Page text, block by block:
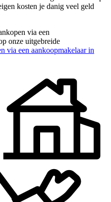
kosten je danig veel geld
via een
onze uitgebreide
via een aankoopmakelaar in